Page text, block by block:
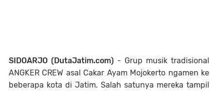
SIDOARJO (DutaJatim.com) - Grup musik tradisional
ANGKER CREW asal Cakar Ayam Mojokerto ngamen ke
beberapa kota di Jatim. Salah satunya mereka tampil